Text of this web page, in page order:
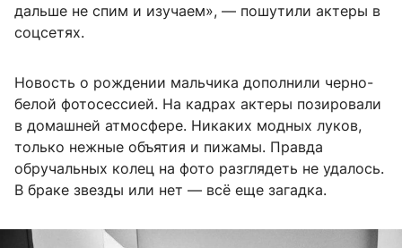
дальше не спим и изучаем», — пошутили актеры в
соцсетях.
Новость о рождении мальчика дополнили черно-
белой фотосессией. На кадрах актеры позировали
в домашней атмосфере. Никаких модных луков,
только нежные объятия и пижамы. Правда
обручальных колец на фото разглядеть не удалось.
В браке звезды или нет — всё еще загадка.